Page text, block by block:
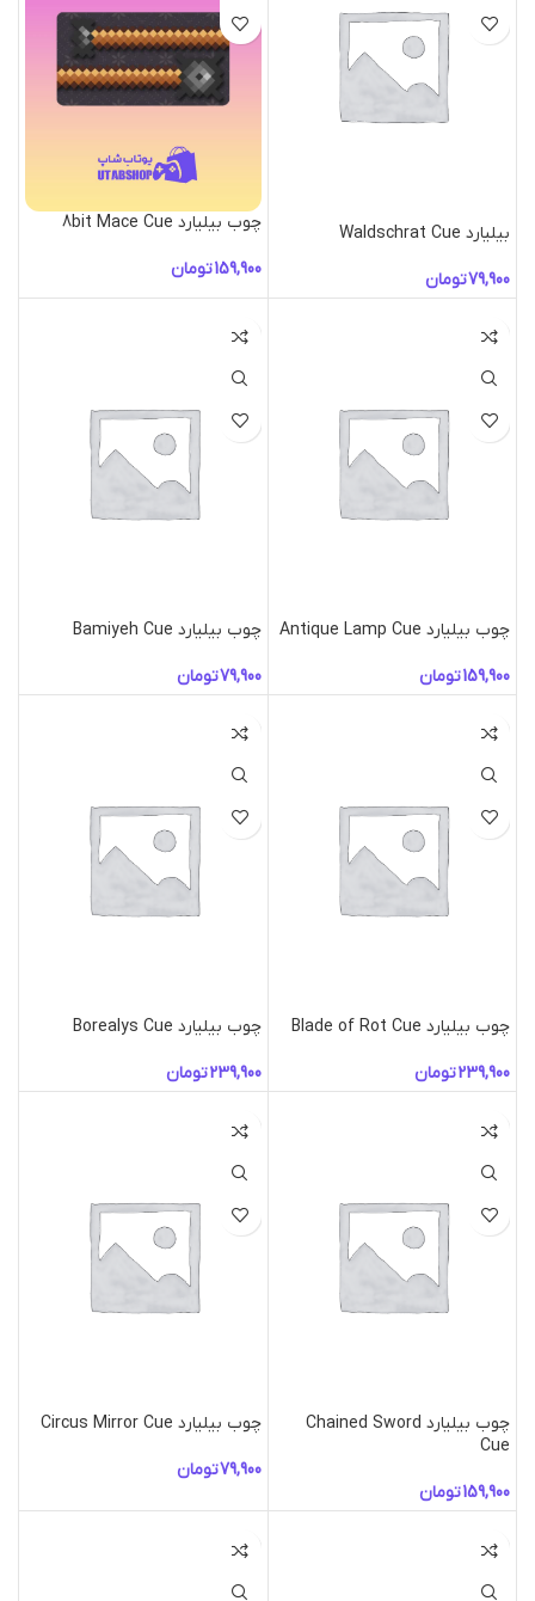
بیلیارد Waldschrat Cue
تومان
چوب بیلیارد 8bit Mace Cue
تومان
چوب بیلیارد Antique Lamp Cue
تومان
چوب بیلیارد Bamiyeh Cue
تومان
چوب بیلیارد Blade of Rot Cue
تومان
چوب بیلیارد Borealys Cue
تومان
چوب بیلیارد Chained Sword
Cue
تومان
چوب بیلیارد Circus Mirror Cue
تومان